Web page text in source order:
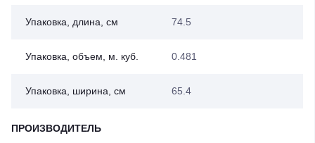
Упаковка, длина, см 74.5
Упаковка, объем, м. куб. 0.481
Упаковка, ширина, см 65.4
ПРОИЗВОДИТЕЛЬ